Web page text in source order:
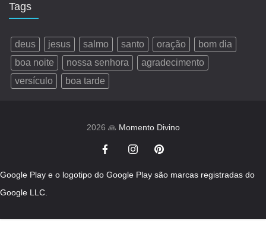
Tags
deus jesus salmo santo oração
bom dia
boa noite
nossa senhora
agradecimento
versículo
boa tarde
2026 🙏 Momento Divino
Google Play e o logotipo do Google Play são marcas registradas do
Google LLC.